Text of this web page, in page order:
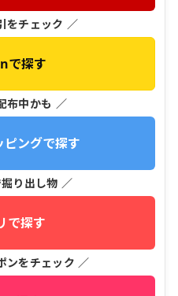
をチェック ／
で探す
布中かも ／
ングで探す
り出し物 ／
で探す
ンをチェック ／